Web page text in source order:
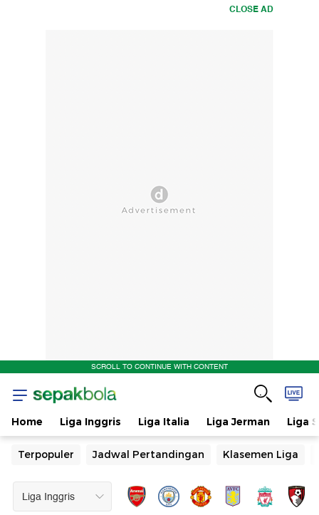
CLOSE AD
SCROLL TO CONTINUE WITH CONTENT
Home Liga Inggris Liga Italia Liga Jerman Liga
Terpopuler Jadwal Pertandingan Klasemen Liga